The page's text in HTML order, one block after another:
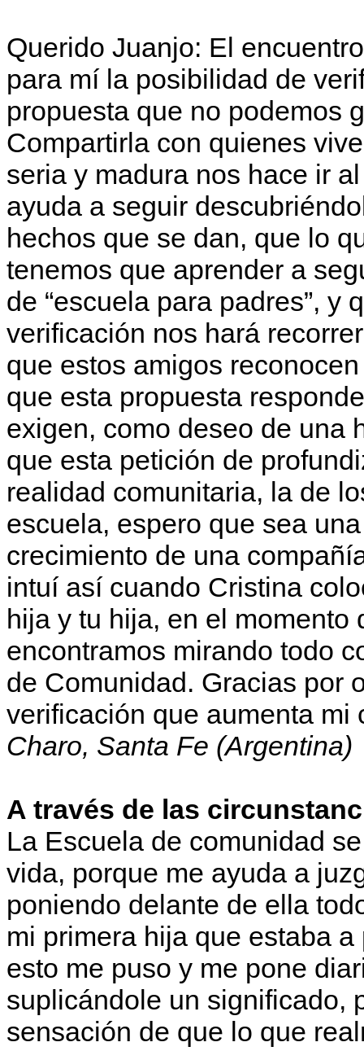
Querido Juanjo: El
para mí la posibilidad de
propuesta que no podemos
Compartirla con quienes
seria y madura nos hace ir
ayuda a seguir
hechos que se dan, que lo
tenemos que aprender a
de “escuela para padres”, y
verificación nos hará
que estos amigos
que esta propuesta
exigen, como deseo de una
que esta petición de
realidad comunitaria, la de
escuela, espero que sea
crecimiento de una
intuí así cuando Cristina
hija y tu hija, en el momento
encontramos mirando todo
de Comunidad. Gracias por
verificación que aumenta mi
Charo, Santa Fe (Argentina)
A través de las
La Escuela de comunidad
vida, porque me ayuda a
poniendo delante de ella
mi primera hija que estaba
esto me puso y me pone
suplicándole un significado,
sensación de que lo que